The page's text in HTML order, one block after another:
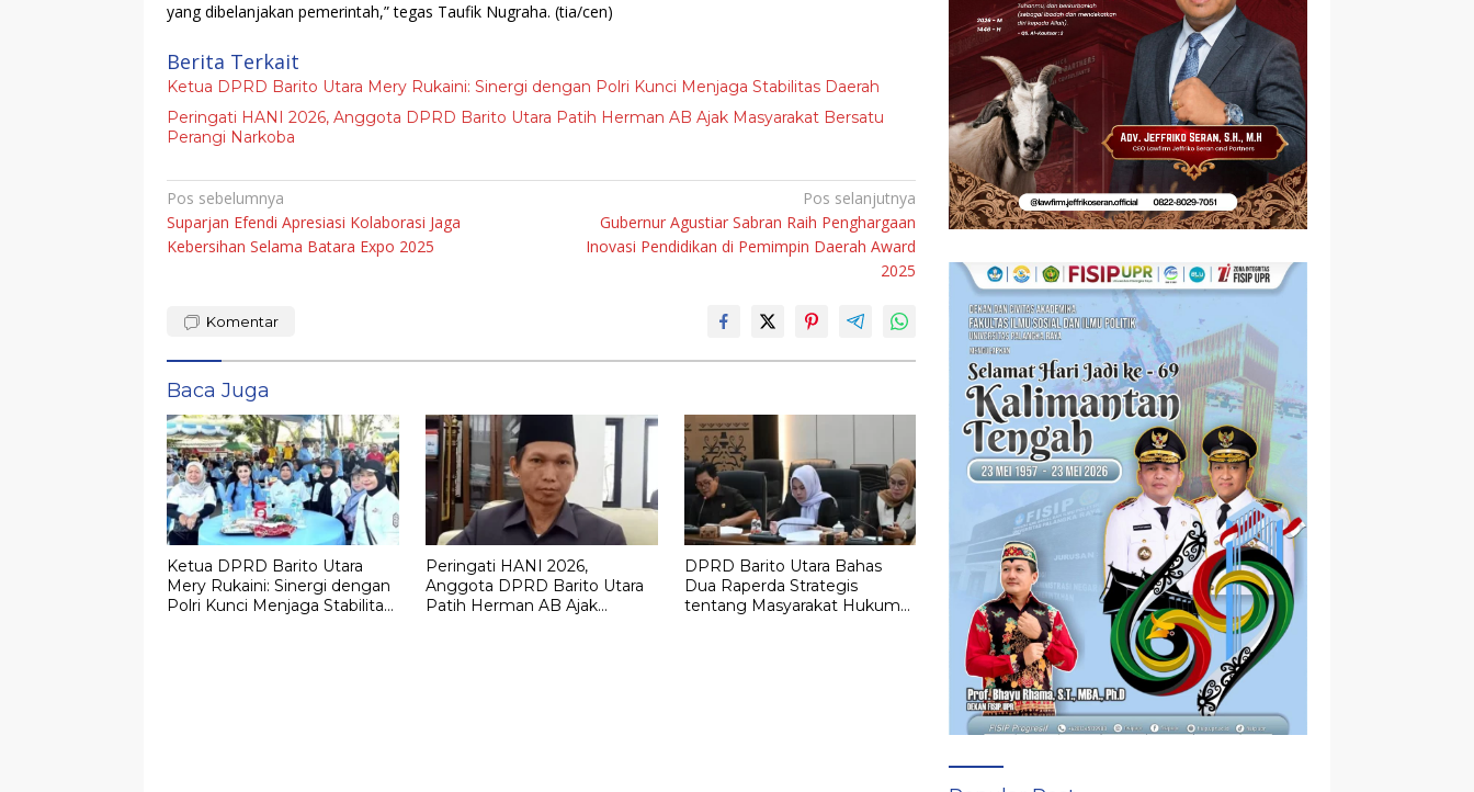
yang dibelanjakan pemerintah,” tegas Taufik Nugraha. (tia/cen)
Berita Terkait
Ketua DPRD Barito Utara Mery Rukaini: Sinergi dengan Polri Kunci Menjaga Stabilitas Daerah
Peringati HANI 2026, Anggota DPRD Barito Utara Patih Herman AB Ajak Masyarakat Bersatu
Perangi Narkoba
Navigasi
pos
Pos sebelumnya
Suparjan Efendi Apresiasi Kolaborasi Jaga
Kebersihan Selama Batara Expo 2025
Pos selanjutnya
Gubernur Agustiar Sabran Raih Penghargaan
Inovasi Pendidikan di Pemimpin Daerah Award
2025
Komentar
Baca Juga
Ketua DPRD Barito Utara
Mery Rukaini: Sinergi dengan
Polri Kunci Menjaga Stabilitas
Peringati HANI 2026,
Anggota DPRD Barito Utara
Patih Herman AB Ajak
DPRD Barito Utara Bahas
Dua Raperda Strategis
tentang Masyarakat Hukum